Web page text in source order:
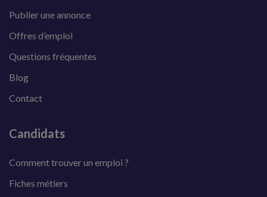
Publier une annonce
Offres d’emploi
Questions fréquentes
Blog
Contact
Candidats
Comment trouver un emploi ?
Fiches métiers